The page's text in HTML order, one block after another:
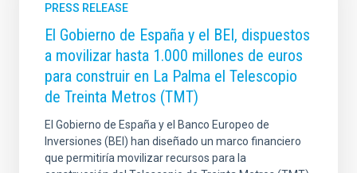
PRESS RELEASE
El Gobierno de España y el BEI, dispuestos
a movilizar hasta 1.000 millones de euros
para construir en La Palma el Telescopio
de Treinta Metros (TMT)
El Gobierno de España y el Banco Europeo de
Inversiones (BEI) han diseñado un marco financiero
que permitiría movilizar recursos para la